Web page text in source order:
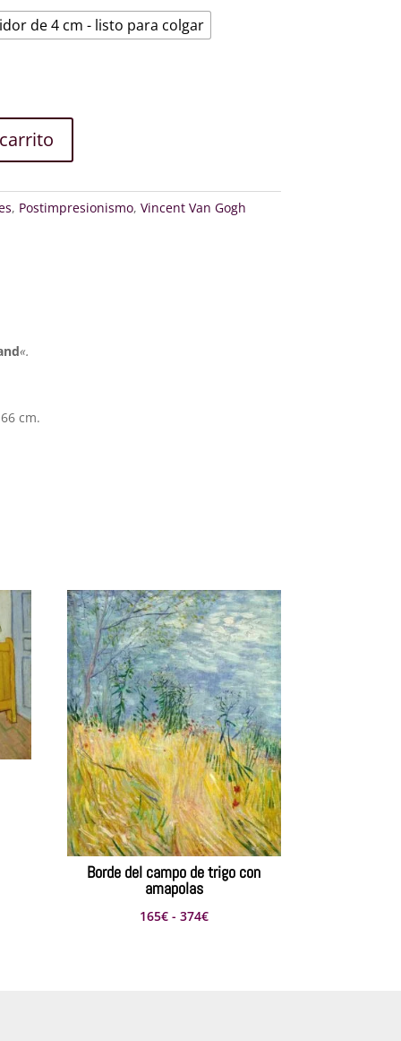
de 4 cm - listo para colgar
, Postimpresionismo, Vincent Van Gogh
«.
cm.
Borde del campo de trigo con
amapolas
165€ - 374€Rango